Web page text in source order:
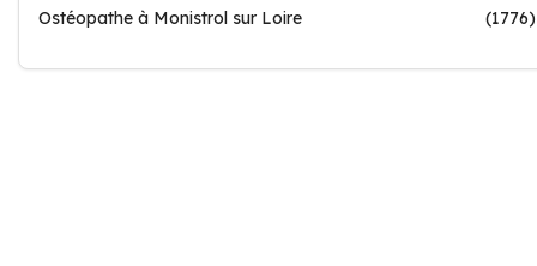
Ostéopathe à Monistrol sur Loire
(1776)